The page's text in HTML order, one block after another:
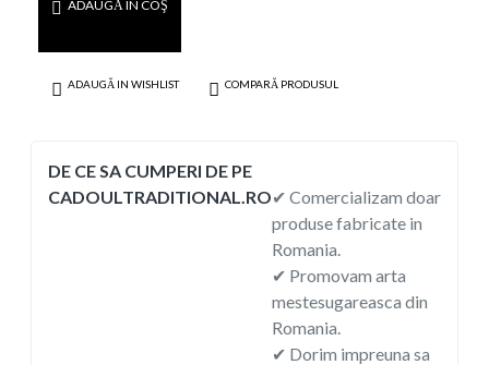
ADAUGĂ ÎN COŞ
ADAUGĂ IN WISHLIST COMPARĂ PRODUSUL
DE CE SA CUMPERI DE PE
CADOULTRADITIONAL.RO✔ Comercializam doar
produse fabricate in
Romania.
✔ Promovam arta
mestesugareasca din
Romania.
✔ Dorim impreuna sa